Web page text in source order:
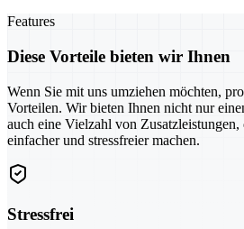
Features
Diese Vorteile bieten wir Ihnen
Wenn Sie mit uns umziehen möchten,
Vorteilen. Wir bieten Ihnen nicht nur
auch eine Vielzahl von
einfacher und stressfreier machen.
Stressfrei